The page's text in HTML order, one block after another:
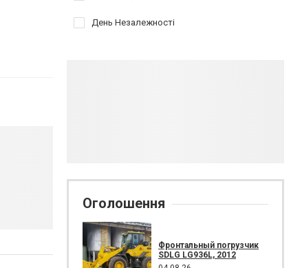
День Незалежності
Оголошення
Фронтальный погрузчик
SDLG LG936L, 2012